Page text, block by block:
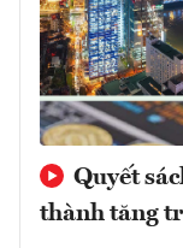
Quyết
thành tăng